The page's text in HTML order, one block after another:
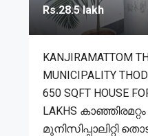
Rs.28.5 lakh
KANJIRAMATTOM
MUNICIPALITY
650 SQFT HOUSE
LAKHS
മുനിസിപ്പാലിറ്റി